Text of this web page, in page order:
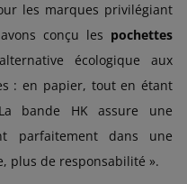
les marques privilégiant
conçu les pochettes
écologique aux
: en papier, tout en étant
bande HK assure une
parfaitement dans une
plus de responsabilité ».